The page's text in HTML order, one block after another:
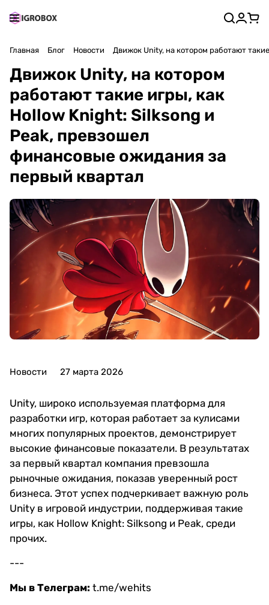
Главная Блог Новости Движок Unity, на котором работают
Движок Unity, на котором
работают такие игры, как
Hollow Knight: Silksong и
Peak, превзошел
финансовые ожидания за
первый квартал
Новости 27 марта 2026
Unity, широко используемая платформа для
разработки игр, которая работает за кулисами
многих популярных проектов, демонстрирует
высокие финансовые показатели. В результатах
за первый квартал компания превзошла
рыночные ожидания, показав уверенный рост
бизнеса. Этот успех подчеркивает важную роль
Unity в игровой индустрии, поддерживая такие
игры, как Hollow Knight: Silksong и Peak, среди
прочих.
---
Мы в Телеграм: t.me/wehits